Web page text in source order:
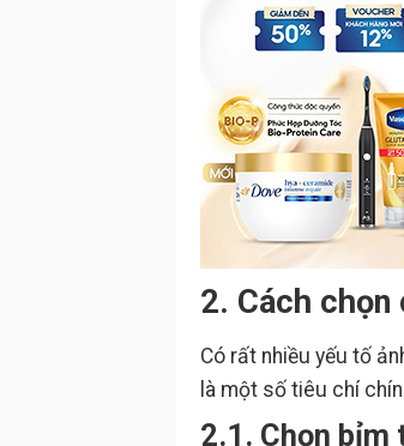
2. Cách
Có rất nhiều yếu tố
là một số tiêu chí
2.1. Chọn